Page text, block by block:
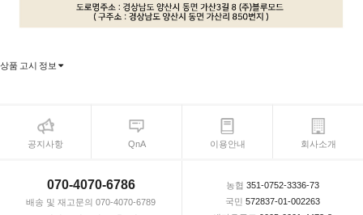
상품 고시 정보
공지사항 QnA 이용안내 회사소개
070-4070-6786
배송 및 재고문의 070-4070-6789
농협 351-0752-3336-73
국민 572837-01-002263